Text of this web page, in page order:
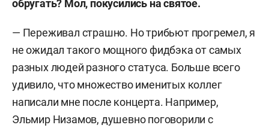
обругать? Мол, покусились на святое.
— Переживал страшно. Но трибьют прогремел, я
не ожидал такого мощного фидбэка от самых
разных людей разного статуса. Больше всего
удивило, что множество именитых коллег
написали мне после концерта. Например,
Эльмир Низамов, душевно поговорили с